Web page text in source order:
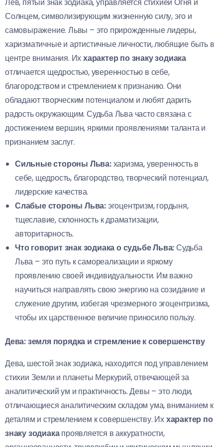
Солнцем, символизирующим жизненную силу, эго и
самовыражение. Львы – это прирожденные лидеры,
харизматичные и артистичные личности, любящие быть в
центре внимания. Иххарактер по знаку зодиака
отличается щедростью, уверенностью в себе,
благородством и стремлением к признанию. Они
обладают творческим потенциалом и любят дарить
радость окружающим. Судьба Льва часто связана с
достижением вершин, яркими проявлениями таланта и
признанием заслуг.
Сильные стороны Льва:харизма, уверенность в
себе, щедрость, благородство, творческий потенциал,
лидерские качества.
Слабые стороны Льва:эгоцентризм, гордыня,
тщеславие, склонность к драматизации,
авторитарность.
Что говорит знак зодиака о судьбе Льва:Судьба
Льва – это путь к самореализации и яркому
проявлению своей индивидуальности. Им важно
научиться направлять свою энергию на созидание и
служение другим, избегая чрезмерного эгоцентризма,
чтобы их царственное величие приносило пользу.
Дева: земля порядка и стремление к совершенству
Дева, шестой знак зодиака, находится под управлением
стихии Земли и планеты Меркурий, отвечающей за
аналитический ум и практичность. Девы – это люди,
отличающиеся аналитическим складом ума, вниманием к
деталям и стремлением к совершенству. Иххарактер по
знаку зодиакапроявляется в аккуратности,